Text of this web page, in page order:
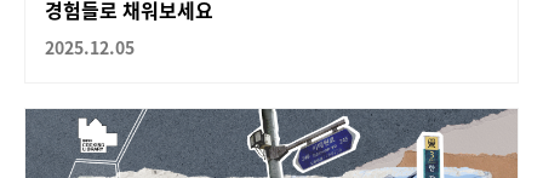
경험들로 채워보세요
2025.12.05